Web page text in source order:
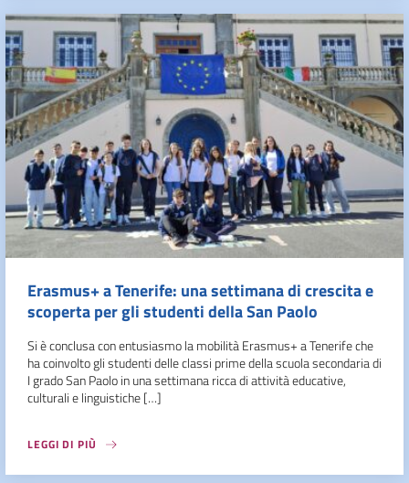
Erasmus+ a Tenerife: una settimana di crescita e
scoperta per gli studenti della San Paolo
Si è conclusa con entusiasmo la mobilità Erasmus+ a Tenerife che
ha coinvolto gli studenti delle classi prime della scuola secondaria di
I grado San Paolo in una settimana ricca di attività educative,
culturali e linguistiche […]
LEGGI DI PIÙ